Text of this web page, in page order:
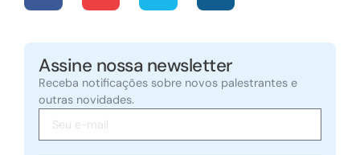
Assine nossa newsletter
Receba notificações sobre novos palestrantes e
outras novidades.